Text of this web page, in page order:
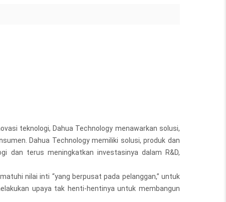
teknologi, Dahua Technology menawarkan solusi,
Dahua Technology memiliki solusi, produk dan
dan terus meningkatkan investasinya dalam R&D,
nilai inti “yang berpusat pada pelanggan,” untuk
upaya tak henti-hentinya untuk membangun